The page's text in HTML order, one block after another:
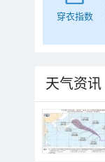
穿衣指数
天气资讯